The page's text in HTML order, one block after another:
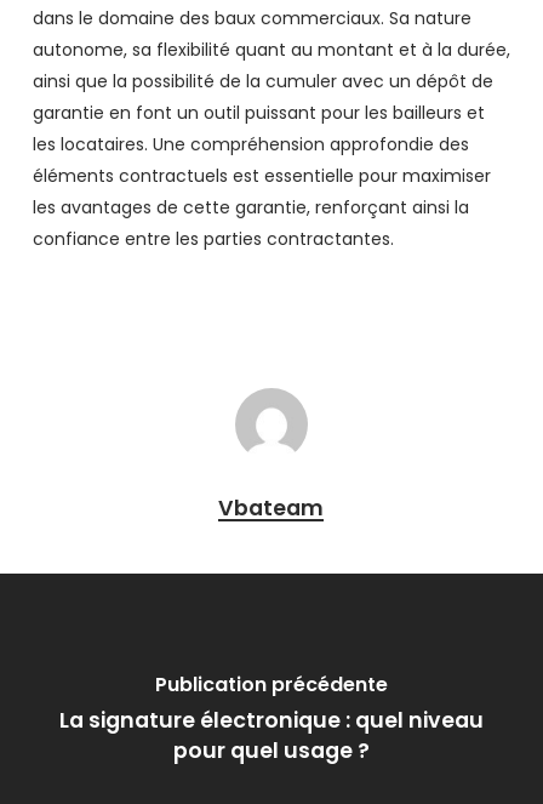
dans le domaine des baux commerciaux. Sa nature
autonome, sa flexibilité quant au montant et à la durée,
ainsi que la possibilité de la cumuler avec un dépôt de
garantie en font un outil puissant pour les bailleurs et
les locataires. Une compréhension approfondie des
éléments contractuels est essentielle pour maximiser
les avantages de cette garantie, renforçant ainsi la
confiance entre les parties contractantes.
Vbateam
Publication précédente
La signature électronique : quel niveau
pour quel usage ?